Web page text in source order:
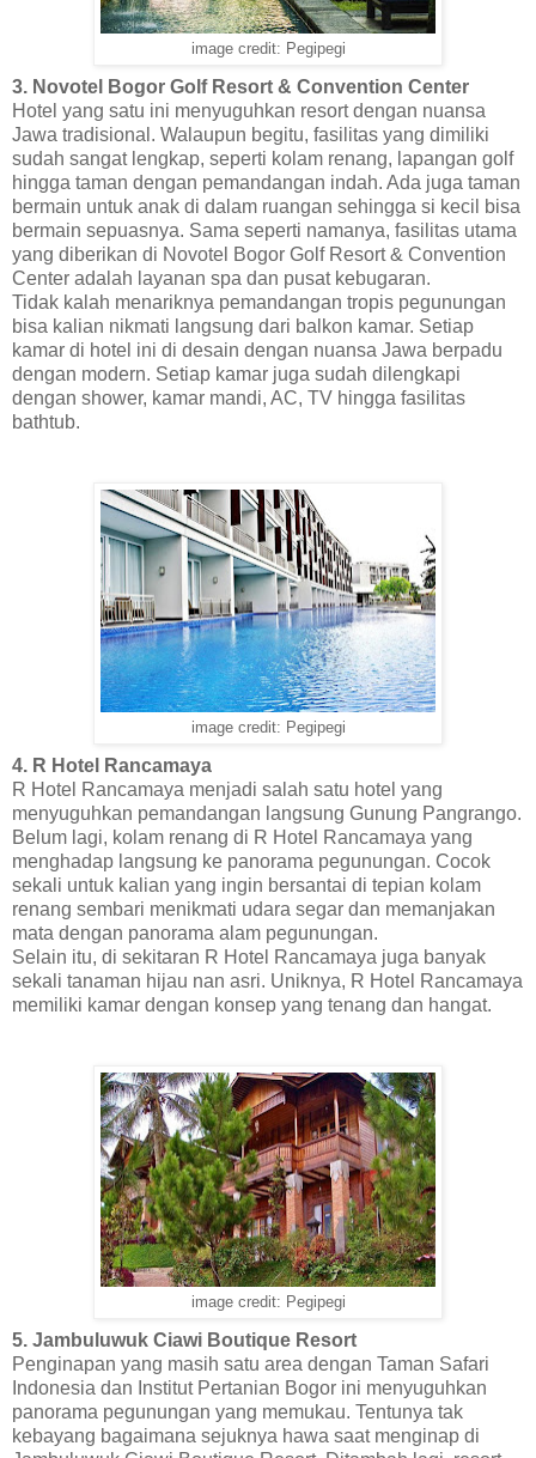
image credit: Pegipegi
3. Novotel Bogor Golf Resort & Convention Center
Hotel yang satu ini menyuguhkan resort dengan nuansa
Jawa tradisional. Walaupun begitu, fasilitas yang dimiliki
sudah sangat lengkap, seperti kolam renang, lapangan golf
hingga taman dengan pemandangan indah. Ada juga taman
bermain untuk anak di dalam ruangan sehingga si kecil bisa
bermain sepuasnya. Sama seperti namanya, fasilitas utama
yang diberikan di Novotel Bogor Golf Resort & Convention
Center adalah layanan spa dan pusat kebugaran.
Tidak kalah menariknya pemandangan tropis pegunungan
bisa kalian nikmati langsung dari balkon kamar. Setiap
kamar di hotel ini di desain dengan nuansa Jawa berpadu
dengan modern. Setiap kamar juga sudah dilengkapi
dengan shower, kamar mandi, AC, TV hingga fasilitas
bathtub.
image credit: Pegipegi
4. R Hotel Rancamaya
R Hotel Rancamaya menjadi salah satu hotel yang
menyuguhkan pemandangan langsung Gunung Pangrango.
Belum lagi, kolam renang di R Hotel Rancamaya yang
menghadap langsung ke panorama pegunungan. Cocok
sekali untuk kalian yang ingin bersantai di tepian kolam
renang sembari menikmati udara segar dan memanjakan
mata dengan panorama alam pegunungan.
Selain itu, di sekitaran R Hotel Rancamaya juga banyak
sekali tanaman hijau nan asri. Uniknya, R Hotel Rancamaya
memiliki kamar dengan konsep yang tenang dan hangat.
image credit: Pegipegi
5. Jambuluwuk Ciawi Boutique Resort
Penginapan yang masih satu area dengan Taman Safari
Indonesia dan Institut Pertanian Bogor ini menyuguhkan
panorama pegunungan yang memukau. Tentunya tak
kebayang bagaimana sejuknya hawa saat menginap di